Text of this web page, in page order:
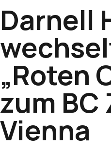
Darnell
„Roten
zum
Vienna